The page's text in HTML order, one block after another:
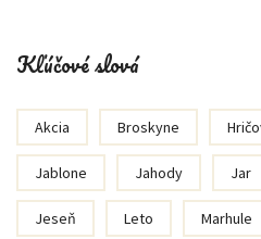
Kľúčové slová
Akcia Broskyne
Jablone Jahody Jar
Jeseň Leto Marhule